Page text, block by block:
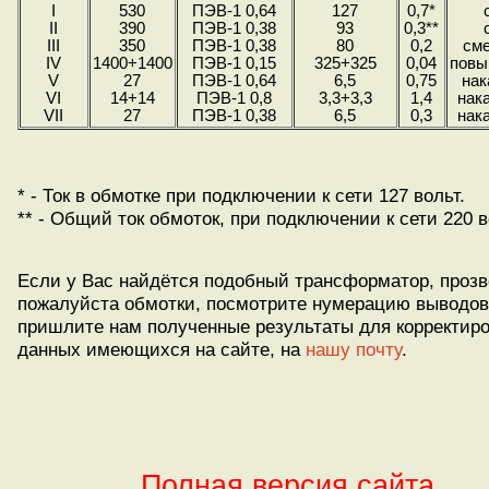
I
II
III
IV
V
VI
VII
530
390
350
1400+1400
27
14+14
27
ПЭВ-1 0,64
ПЭВ-1 0,38
ПЭВ-1 0,38
ПЭВ-1 0,15
ПЭВ-1 0,64
ПЭВ-1 0,8
ПЭВ-1 0,38
127
93
80
325+325
6,5
3,3+3,3
6,5
0,7*
0,3**
0,2
0,04
0,75
1,4
0,3
* - Ток в обмотке при подключении к сети 127 вольт.
** - Общий ток обмоток, при подключении к сети 220
Если у Вас найдётся подобный трансформатор,
пожалуйста обмотки, посмотрите нумерацию
пришлите нам полученные результаты для
данных имеющихся на сайте, на нашу почту.